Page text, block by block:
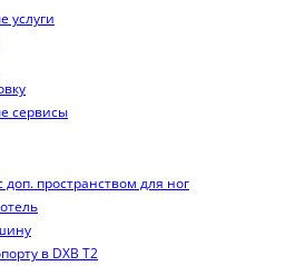
услуги
сервисы
доп. пространством для ног
в DXB T2